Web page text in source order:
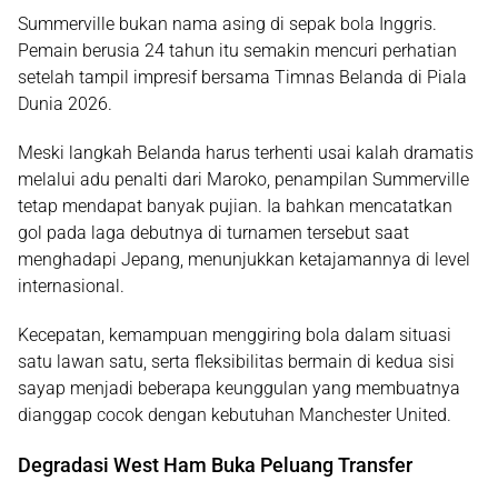
Summerville bukan nama asing di sepak bola Inggris.
Pemain berusia 24 tahun itu semakin mencuri perhatian
setelah tampil impresif bersama Timnas Belanda di Piala
Dunia 2026.
Meski langkah Belanda harus terhenti usai kalah dramatis
melalui adu penalti dari Maroko, penampilan Summerville
tetap mendapat banyak pujian. Ia bahkan mencatatkan
gol pada laga debutnya di turnamen tersebut saat
menghadapi Jepang, menunjukkan ketajamannya di level
internasional.
Kecepatan, kemampuan menggiring bola dalam situasi
satu lawan satu, serta fleksibilitas bermain di kedua sisi
sayap menjadi beberapa keunggulan yang membuatnya
dianggap cocok dengan kebutuhan Manchester United.
Degradasi West Ham Buka Peluang Transfer